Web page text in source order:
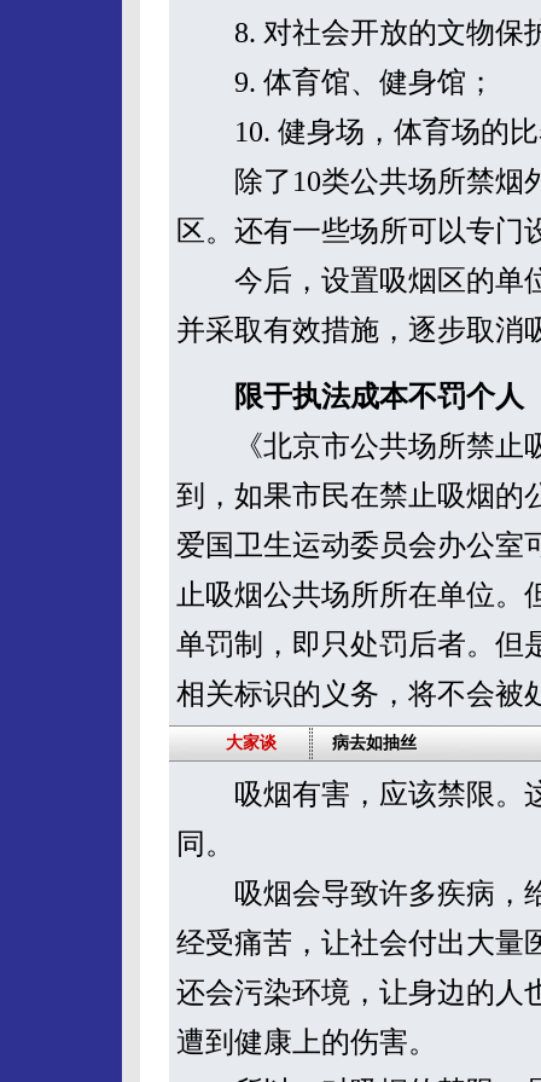
8. 对社会开放的文物保
9. 体育馆、健身馆；
10. 健身场，体育场的比
除了10类公共场所禁烟
区。还有一些场所可以专门
今后，设置吸烟区的单
并采取有效措施，逐步取消
限于执法成本不罚个人
《北京市公共场所禁止
到，如果市民在禁止吸烟的
爱国卫生运动委员会办公室
止吸烟公共场所所在单位
单罚制，即只处罚后者。但
相关标识的义务，将不会被
大家谈 病去如抽丝
吸烟有害，应该禁限。
同。
吸烟会导致许多疾病，
经受痛苦，让社会付出大量
还会污染环境，让身边的人
遭到健康上的伤害。